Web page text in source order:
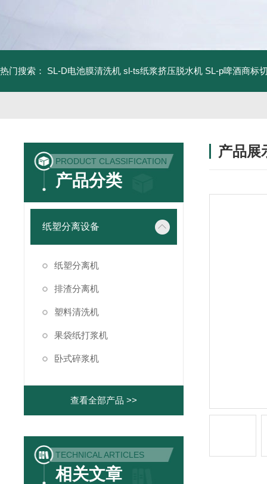
热门搜索： SL-D电池膜清洗机 sl-ts纸浆挤压脱水机 SL-p啤酒商标
PRODUCT CLASSIFICATION
产品分类
纸塑分离设备
纸塑分离机
排渣分离机
塑料清洗机
果袋纸打浆机
卧式碎浆机
查看全部产品 >>
TECHNICAL ARTICLES
相关文章
产品展